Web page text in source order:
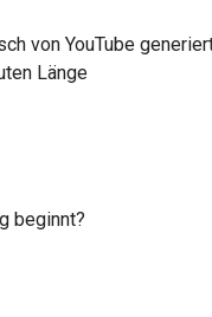
von YouTube
Länge
beginnt?